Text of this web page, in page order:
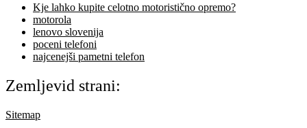
Kje lahko kupite celotno motoristično opremo?
motorola
lenovo slovenija
poceni telefoni
najcenejši pametni telefon
Zemljevid strani:
Sitemap